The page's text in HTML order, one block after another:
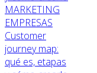
MARKETING
EMPRESAS
Customer
journey map:
qué es, etapas